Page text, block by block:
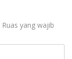
Ruas yang wajib